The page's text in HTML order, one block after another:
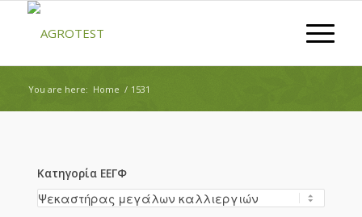
You are here: Home / 1531
Κατηγορία ΕΕΓΦ